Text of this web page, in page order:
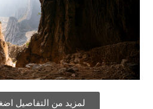
لمزيد من التفاصيل